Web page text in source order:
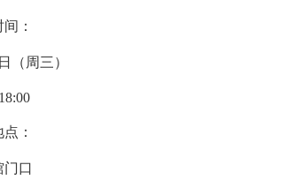
：
（周三）
：
门口